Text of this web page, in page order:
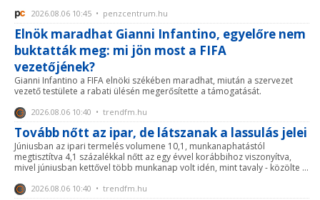
2026.08.06 10:45 • penzcentrum.hu
Elnök maradhat Gianni Infantino, egyelőre nem
buktatták meg: mi jön most a FIFA
vezetőjének?
Gianni Infantino a FIFA elnöki székében maradhat, miután a szervezet
vezető testülete a rabati ülésén megerősítette a támogatását.
2026.08.06 10:40 • trendfm.hu
Tovább nőtt az ipar, de látszanak a lassulás jelei
Júniusban az ipari termelés volumene 10,1, munkanaphatástól
megtisztítva 4,1 százalékkal nőtt az egy évvel korábbihoz viszonyítva,
mivel júniusban kettővel több munkanap volt idén, mint tavaly - közölte ...
2026.08.06 10:40 • trendfm.hu